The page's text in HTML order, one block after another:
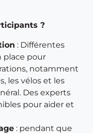
?
: Différentes
place pour
notamment
les vélos et les
Des experts
pour aider et
: pendant que